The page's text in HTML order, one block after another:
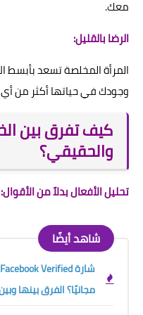
معك.
الرضا بالقليل:
المرأة المخلصة تسعد بأبسط
وجودك في حياتها أكثر من
كيف تفرق بين
والحقيقي؟
تحليل الأفعال بدلاً من الأقوال:
شاهد أيضًا
مجانيًا؟ الفرق بينها